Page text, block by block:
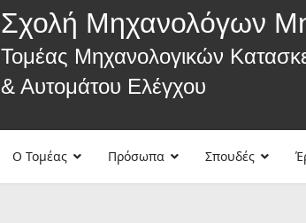
Σχολή Μηχανολόγων
Τομέας Μηχανολογικών
& Αυτομάτου Ελέγχου
Ο Τομέας Πρόσωπα Σπουδές